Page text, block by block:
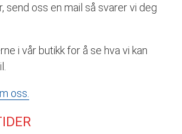
send oss en mail så svarer vi deg
i vår butikk for å se hva vi kan
oss.